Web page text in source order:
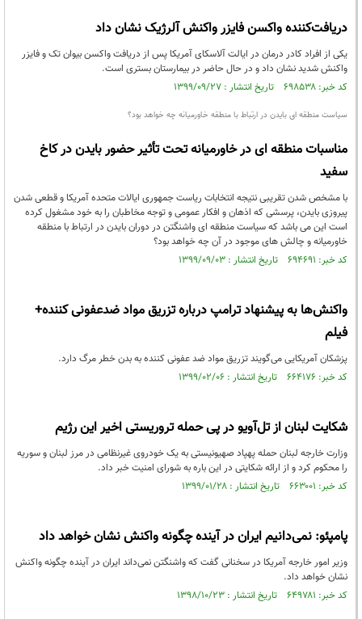
دریافت‌کننده واکسن فایزر واکنش آلرژیک نشان داد
یکی از افراد کادر درمان در ایالت آلاسکای آمریکا پس از دریافت واکسن بیوان تک و فایزر
واکنش شدید نشان داد و در حال حاضر در بیمارستان بستری است.
کد خبر: ۶۹۸۵۳۸ تاریخ انتشار : ۱۳۹۹/۰۹/۲۷
سیاست منطقه ای بایدن در ارتباط با منطقه خاورمیانه چه خواهد بود؟
مناسبات منطقه ای در خاورمیانه تحت تأثیر حضور بایدن در کاخ
سفید
با مشخص شدن تقریبی نتیجه انتخابات ریاست جمهوری ایالات متحده آمریکا و قطعی شدن
پیروزی بایدن، پرسشی که اذهان و افکار عمومی و توجه مخاطبان را به خود مشغول کرده
است این می باشد که سیاست منطقه ای واشنگتن در دوران بایدن در ارتباط با منطقه
خاورمیانه و چالش های موجود در آن چه خواهد بود؟
کد خبر: ۶۹۴۶۹۱ تاریخ انتشار : ۱۳۹۹/۰۹/۰۳
واکنش‌ها به پیشنهاد ترامپ درباره تزریق مواد ضدعفونی کننده+
فیلم
پزشکان آمریکایی می‌گویند تزریق مواد ضد عفونی کننده به بدن خطر مرگ دارد.
کد خبر: ۶۶۴۱۷۶ تاریخ انتشار : ۱۳۹۹/۰۲/۰۶
شکایت لبنان از تل‌آویو در پی حمله تروریستی اخیر این رژیم
وزارت خارجه لبنان حمله پهپاد صهیونیستی به یک خودروی غیرنظامی در مرز لبنان و سوریه
را محکوم کرد و از ارائه شکایتی در این باره به شورای امنیت خبر داد.
کد خبر: ۶۶۳۰۰۱ تاریخ انتشار : ۱۳۹۹/۰۱/۲۸
پامپئو: نمی‌دانیم ایران در آینده چگونه واکنش نشان خواهد داد
وزیر امور خارجه آمریکا در سخنانی گفت که واشنگتن نمی‌داند ایران در آینده چگونه واکنش
نشان خواهد داد.
کد خبر: ۶۴۹۷۸۱ تاریخ انتشار : ۱۳۹۸/۱۰/۲۳